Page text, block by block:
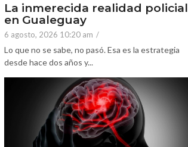
La inmerecida realidad policial
en Gualeguay
6 agosto, 2026 10:20 am /
Lo que no se sabe, no pasó. Esa es la estrategia
desde hace dos años y...